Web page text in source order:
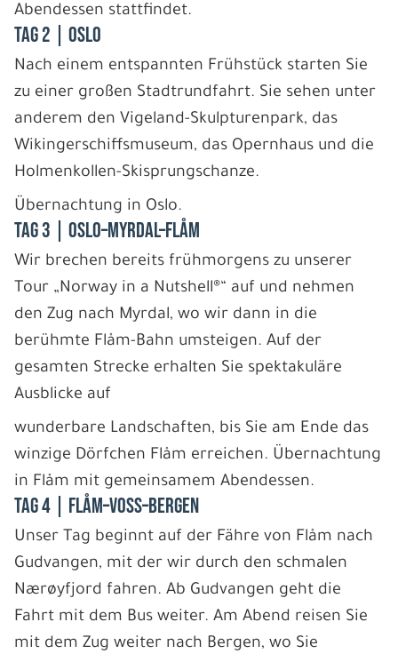
Abendessen stattfindet.
Tag 2 | Oslo
Nach einem entspannten Frühstück starten Sie
zu einer großen Stadtrundfahrt. Sie sehen unter
anderem den Vigeland-Skulpturenpark, das
Wikingerschiffsmuseum, das Opernhaus und die
Holmenkollen-Skisprungschanze.
Übernachtung in Oslo.
Tag 3 | Oslo–Myrdal–Flåm
Wir brechen bereits frühmorgens zu unserer
Tour „Norway in a Nutshell®“ auf und nehmen
den Zug nach Myrdal, wo wir dann in die
berühmte Flåm-Bahn umsteigen. Auf der
gesamten Strecke erhalten Sie spektakuläre
Ausblicke auf
wunderbare Landschaften, bis Sie am Ende das
winzige Dörfchen Flåm erreichen. Übernachtung
in Flåm mit gemeinsamem Abendessen.
Tag 4 | Flåm–Voss–Bergen
Unser Tag beginnt auf der Fähre von Flåm nach
Gudvangen, mit der wir durch den schmalen
Nærøyfjord fahren. Ab Gudvangen geht die
Fahrt mit dem Bus weiter. Am Abend reisen Sie
mit dem Zug weiter nach Bergen, wo Sie